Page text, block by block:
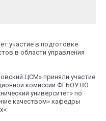
участие в подготовке
в области управления
ЦСМ» приняли участие
комиссии ФГБОУ ВО
университет» по
качеством» кафедры